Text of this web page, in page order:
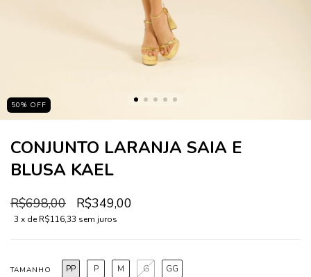
50% OFF
CONJUNTO LARANJA SAIA E
BLUSA KAEL
R$698,00 R$349,00
3 x deR$116,33 sem juros
TAMANHO PP P M G GG